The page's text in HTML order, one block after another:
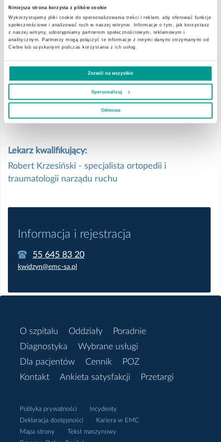
Niniejsza strona korzysta z plików cookie
Wykorzystujemy pliki cookie do spersonalizowania treści i reklam, aby oferować funkcje
społecznościowe i analizować ruch w naszej witrynie. Informacje o tym, jak korzystasz
z naszej witryny, udostępniamy partnerom społecznościowym, reklamowym i
analitycznym. Partnerzy mogą połączyć te informacje z innymi danymi otrzymanymi od
Ciebie lub uzyskanymi podczas korzystania z ich usług.
Zezwól na wszystkie
Spersonalizuj
Odmowa
Oddział Urologiczny
Szpitalny Oddział Ratunkowy
Nasze doświadczenie, nowoczesne metody operacyjne i podejście
do pacjentów, umożliwiają po wyjściu ze szpitala wczesne
rozpoczęcie rehabilitacji i krótką hospitalizację.
Przyjęcia planowe na oddział - godz. 8:00
Kwalifikacje do zbiegów ortopedycznych odbywają się w
gabinecie nr 18 /parter głównego Szpitala, po wcześniejszej
rejestracji w Centralnej Recepcji pod numerem telefonu: 55 645
84 15 lub 55 645 84 23.
Lekarz kwalifikujący:
Robert Krzesiński - specjalista ortopedii i
traumatologii narządu ruchu
Informacja i rejestracja
55 645 83 20
kwidzyn@emc-sa.pl
O szpitalu Oddziały
Poradnie
Diagnostyka
Wybrane usługi
Dla pacjentów
Cennik
POZ
Kontakt
Ankieta satysfakcji Przetargi
Polityka prywatności
Incydenty
Deklaracja dostępności
Kariera w EMC
Mapa strony
Tekst maszynowy